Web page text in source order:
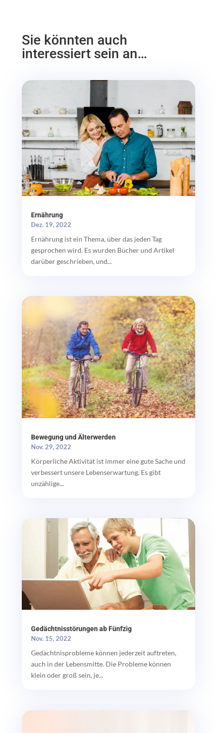
Sie könnten auch
interessiert sein an…
Ernährung
Dez. 19, 2022
Ernährung ist ein Thema, über das jeden Tag
gesprochen wird. Es wurden Bücher und Artikel
darüber geschrieben, und...
Bewegung und Älterwerden
Nov. 29, 2022
Körperliche Aktivität ist immer eine gute Sache und
verbessert unsere Lebenserwartung. Es gibt
unzählige...
Gedächtnisstörungen ab Fünfzig
Nov. 15, 2022
Gedächtnisprobleme können jederzeit auftreten,
auch in der Lebensmitte. Die Probleme können
klein oder groß sein, je...